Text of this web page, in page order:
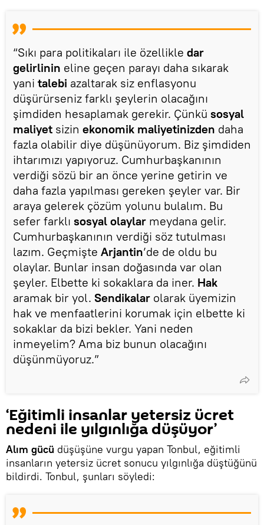
“Sıkı para politikaları ile özellikle dar
gelirlinin eline geçen parayı daha sıkarak
yani talebi azaltarak siz enflasyonu
düşürürseniz farklı şeylerin olacağını
şimdiden hesaplamak gerekir. Çünkü sosyal
maliyet sizin ekonomik maliyetinizden daha
fazla olabilir diye düşünüyorum. Biz şimdiden
ihtarımızı yapıyoruz. Cumhurbaşkanının
verdiği sözü bir an önce yerine getirin ve
daha fazla yapılması gereken şeyler var. Bir
araya gelerek çözüm yolunu bulalım. Bu
sefer farklı sosyal olaylar meydana gelir.
Cumhurbaşkanının verdiği söz tutulması
lazım. Geçmişte Arjantin’de de oldu bu
olaylar. Bunlar insan doğasında var olan
şeyler. Elbette ki sokaklara da iner. Hak
aramak bir yol. Sendikalar olarak üyemizin
hak ve menfaatlerini korumak için elbette ki
sokaklar da bizi bekler. Yani neden
inmeyelim? Ama biz bunun olacağını
düşünmüyoruz.”
‘Eğitimli insanlar yetersiz ücret
nedeni ile yılgınlığa düşüyor’
Alım gücü düşüşüne vurgu yapan Tonbul, eğitimli
insanların yetersiz ücret sonucu yılgınlığa düştüğünü
bildirdi. Tonbul, şunları söyledi: